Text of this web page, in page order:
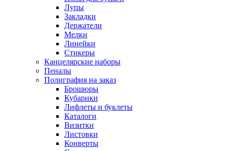
Лупы
Закладки
Держатели
Мелки
Линейки
Стикеры
Канцелярские наборы
Пеналы
Полиграфия на заказ
Брошюры
Кубарики
Лифлеты и буклеты
Каталоги
Визитки
Листовки
Конверты